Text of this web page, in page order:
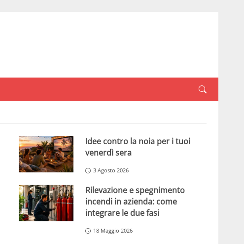
Idee contro la noia per i tuoi
venerdì sera
3 Agosto 2026
Rilevazione e spegnimento
incendi in azienda: come
integrare le due fasi
18 Maggio 2026